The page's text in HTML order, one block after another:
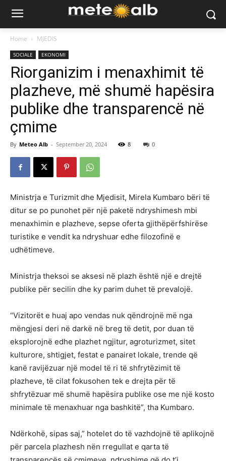
Home MJEDIS
SOCIALE EKONOMI
Riorganizim i menaxhimit të
plazheve, më shumë hapësira
publike dhe transparencë në
çmime
By Meteo Alb - September 20, 2024 8 0
Ministrja e Turizmit dhe Mjedisit, Mirela Kumbaro bëri të
ditur se po punohet për një paketë ndryshimesh mbi
menaxhimin e plazheve, sepse oferta gjithëpërfshirëse
turistike e vendit ka ndryshuar edhe filozofinë e
udhëtimeve.
Ministrja theksoi se aksesi në plazh është një e drejtë
publike për secilin dhe ky parim duhet të prevalojë.
“Vizitorët e huaj apo vendas nuk qëndrojnë më nga
mëngjesi deri në darkë në breg të detit, por duan të
eksplorojnë edhe plazhet ngjitur, agroturizmet, sitet
kulturore, shtigjet, festat e panairet lokale, trende që
kanë ravijëzuar një model të ri të shfrytëzimit të
plazheve, të cilat fokusohen tek e drejta për të
shfrytëzuar më shumë hapësira publike ose me një kosto
minimale të menaxhuar nga bashkitë”, tha Kumbaro.
Ndërkohë, sipas saj,” hotelet do të vazhdojnë të aplikojnë
për parcela plazhesh nën rregullat e qarta të